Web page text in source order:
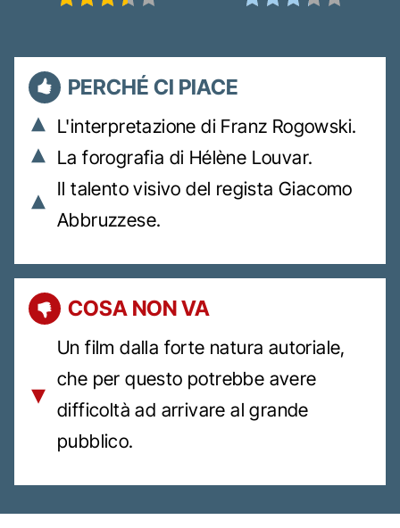
PERCHÉ CI PIACE
L'interpretazione di Franz Rogowski.
La forografia di Hélène Louvar.
Il talento visivo del regista Giacomo
Abbruzzese.
COSA NON VA
Un film dalla forte natura autoriale,
che per questo potrebbe avere
difficoltà ad arrivare al grande
pubblico.